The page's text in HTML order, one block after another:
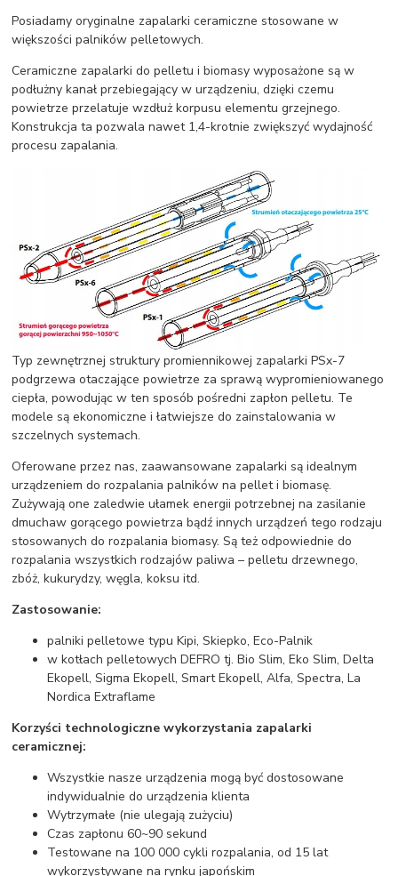
Posiadamy oryginalne zapalarki ceramiczne stosowane w
większości palników pelletowych.
Ceramiczne zapalarki do pelletu i biomasy wyposażone są w
podłużny kanał przebiegający w urządzeniu, dzięki czemu
powietrze przelatuje wzdłuż korpusu elementu grzejnego.
Konstrukcja ta pozwala nawet 1,4-krotnie zwiększyć wydajność
procesu zapalania.
Typ zewnętrznej struktury promiennikowej zapalarki PSx-7
podgrzewa otaczające powietrze za sprawą wypromieniowanego
ciepła, powodując w ten sposób pośredni zapłon pelletu. Te
modele są ekonomiczne i łatwiejsze do zainstalowania w
szczelnych systemach.
Oferowane przez nas, zaawansowane zapalarki są idealnym
urządzeniem do rozpalania palników na pellet i biomasę.
Zużywają one zaledwie ułamek energii potrzebnej na zasilanie
dmuchaw gorącego powietrza bądź innych urządzeń tego rodzaju
stosowanych do rozpalania biomasy. Są też odpowiednie do
rozpalania wszystkich rodzajów paliwa – pelletu drzewnego,
zbóż, kukurydzy, węgla, koksu itd.
Zastosowanie:
palniki pelletowe typu Kipi, Skiepko, Eco-Palnik
w kotłach pelletowych DEFRO tj. Bio Slim, Eko Slim, Delta
Ekopell, Sigma Ekopell, Smart Ekopell, Alfa, Spectra, La
Nordica Extraflame
Korzyści technologiczne wykorzystania zapalarki
ceramicznej:
Wszystkie nasze urządzenia mogą być dostosowane
indywidualnie do urządzenia klienta
Wytrzymałe (nie ulegają zużyciu)
Czas zapłonu 60~90 sekund
Testowane na 100 000 cykli rozpalania, od 15 lat
wykorzystywane na rynku japońskim